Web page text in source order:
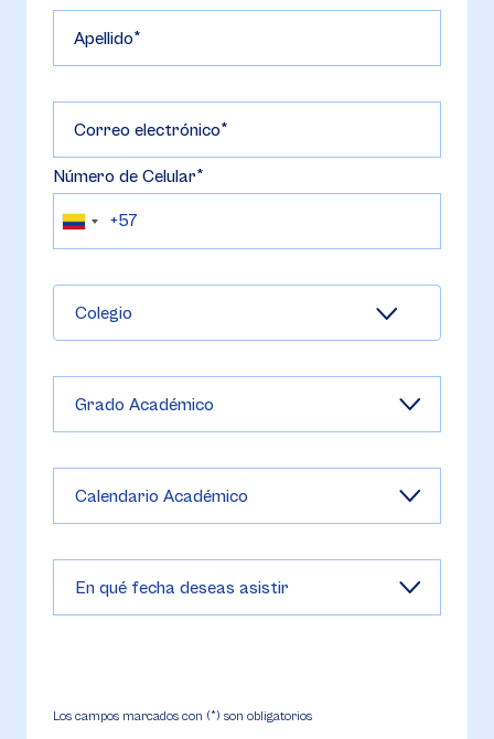
Apellido
Correo electrónico
Número de Celular
Colegio
Los campos marcados con (*) son obligatorios